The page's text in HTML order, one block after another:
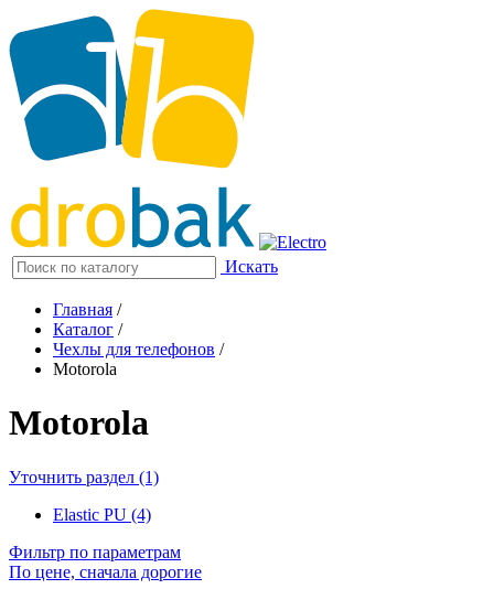
Искать
Главная /
Каталог /
Чехлы для телефонов /
Motorola
Motorola
Уточнить раздел (1)
Elastic PU (4)
Фильтр по параметрам
По цене, сначала дорогие